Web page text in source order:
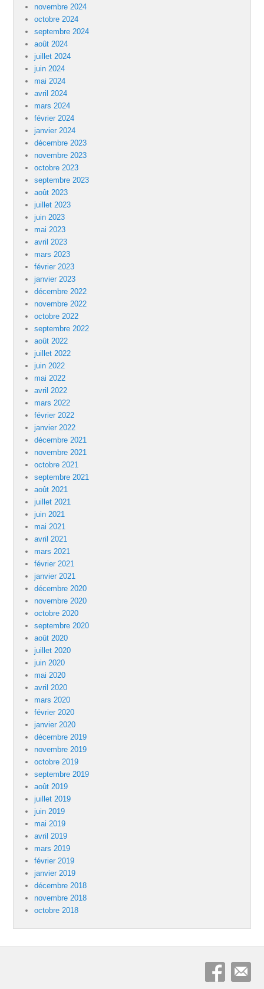
novembre 2024
octobre 2024
septembre 2024
août 2024
juillet 2024
juin 2024
mai 2024
avril 2024
mars 2024
février 2024
janvier 2024
décembre 2023
novembre 2023
octobre 2023
septembre 2023
août 2023
juillet 2023
juin 2023
mai 2023
avril 2023
mars 2023
février 2023
janvier 2023
décembre 2022
novembre 2022
octobre 2022
septembre 2022
août 2022
juillet 2022
juin 2022
mai 2022
avril 2022
mars 2022
février 2022
janvier 2022
décembre 2021
novembre 2021
octobre 2021
septembre 2021
août 2021
juillet 2021
juin 2021
mai 2021
avril 2021
mars 2021
février 2021
janvier 2021
décembre 2020
novembre 2020
octobre 2020
septembre 2020
août 2020
juillet 2020
juin 2020
mai 2020
avril 2020
mars 2020
février 2020
janvier 2020
décembre 2019
novembre 2019
octobre 2019
septembre 2019
août 2019
juillet 2019
juin 2019
mai 2019
avril 2019
mars 2019
février 2019
janvier 2019
décembre 2018
novembre 2018
octobre 2018